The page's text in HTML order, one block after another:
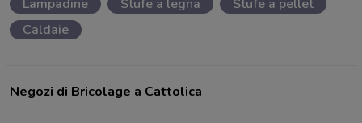
Lampadine
Stufe a legna
Stufe a pellet
Caldaie
Negozi di Bricolage a Cattolica